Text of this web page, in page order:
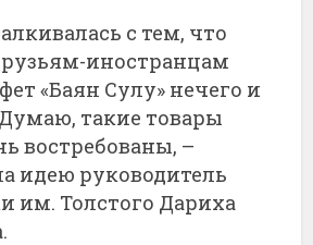
с тем, что
иностранцам
«Баян Сулу» нечего и
такие товары
востребованы, –
идею руководитель
им. Толстого Дариха